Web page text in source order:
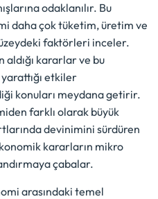
odaklanılır. Bu
daha çok tüketim, üretim ve
faktörleri inceler.
kararlar ve bu
etkiler
konuları meydana getirir.
farklı olarak büyük
devinimini sürdüren
kararların mikro
çabalar.
arasındaki temel